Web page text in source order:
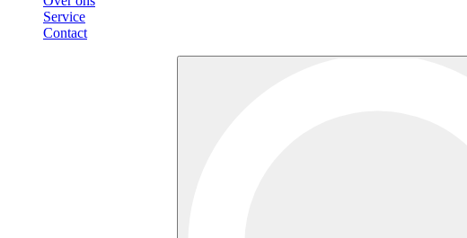
Service
Contact